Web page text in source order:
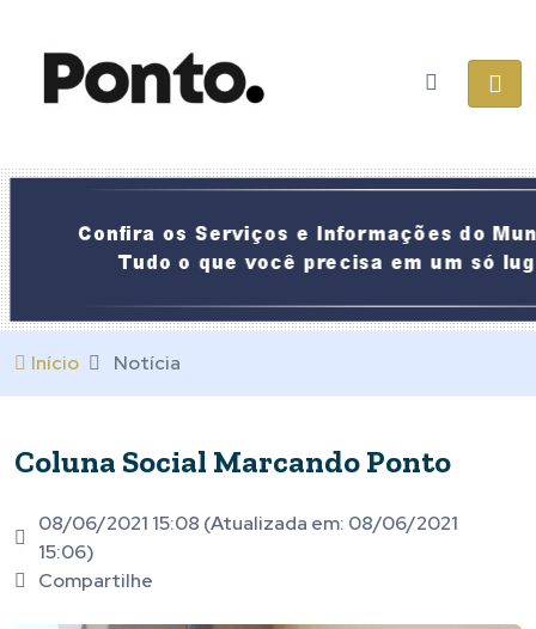
Início Notícia
Coluna Social Marcando Ponto
08/06/2021 15:08 (Atualizada em: 08/06/2021
15:06)
Compartilhe